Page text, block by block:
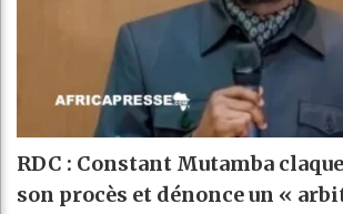
RDC : Constant Mutamba
son procès et dénonce un «